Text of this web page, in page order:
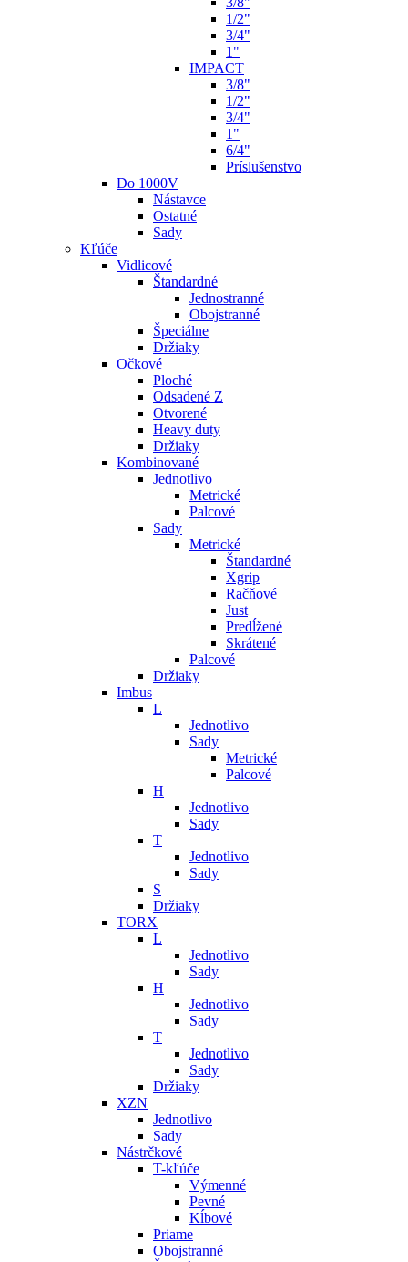
1/2"
3/4"
1"
IMPACT
3/8"
1/2"
3/4"
1"
6/4"
Príslušenstvo
Do 1000V
Nástavce
Ostatné
Sady
Kľúče
Vidlicové
Štandardné
Jednostranné
Obojstranné
Špeciálne
Držiaky
Očkové
Ploché
Odsadené Z
Otvorené
Heavy duty
Držiaky
Kombinované
Jednotlivo
Metrické
Palcové
Sady
Metrické
Štandardné
Xgrip
Račňové
Just
Predĺžené
Skrátené
Palcové
Držiaky
Imbus
L
Jednotlivo
Sady
Metrické
Palcové
H
Jednotlivo
Sady
T
Jednotlivo
Sady
S
Držiaky
TORX
L
Jednotlivo
Sady
H
Jednotlivo
Sady
T
Jednotlivo
Sady
Držiaky
XZN
Jednotlivo
Sady
Nástrčkové
T-kľúče
Výmenné
Pevné
Kĺbové
Priame
Obojstranné